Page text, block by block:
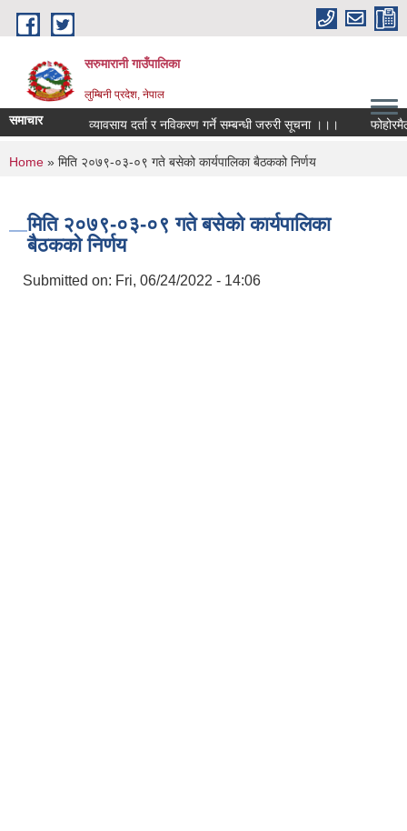
Skip to main content
सरुमारानी गाउँपालिका
लुम्बिनी प्रदेश, नेपाल
समाचार व्यावसाय दर्ता र नविकरण गर्ने सम्बन्धी जरुरी सूचना ।।।
You are here
Home » मिति २०७९-०३-०९ गते बसेको कार्यपालिका बैठकको निर्णय
मिति २०७९-०३-०९ गते बसेको कार्यपालिका
बैठकको निर्णय
Submitted on: Fri, 06/24/2022 - 14:06